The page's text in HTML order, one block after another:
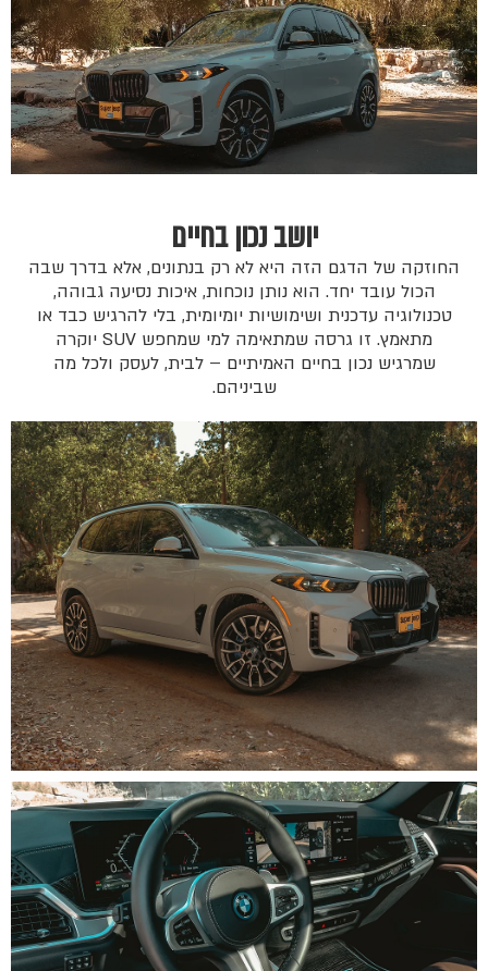
יושב נכון בחיים
החוזקה של הדגם הזה היא לא רק בנתונים, אלא בדרך שבה
הכול עובד יחד. הוא נותן נוכחות, איכות נסיעה גבוהה,
טכנולוגיה עדכנית ושימושיות יומיומית, בלי להרגיש כבד או
מתאמץ. זו גרסה שמתאימה למי שמחפש SUV יוקרה
שמרגיש נכון בחיים האמיתיים – לבית, לעסק ולכל מה
שביניהם.